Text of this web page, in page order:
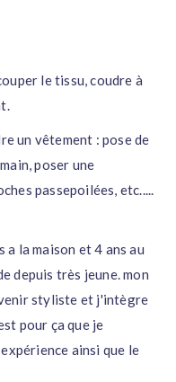
le tissu, coudre à
un vêtement : pose de
poser une
passepoilées, etc.....
a la maison et 4 ans au
depuis très jeune. mon
styliste et j'intègre
pour ça que je
ainsi que le